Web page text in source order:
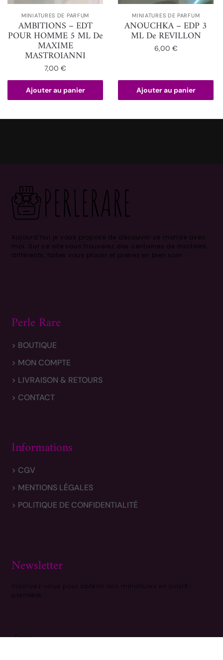
MINIATURES DE PARFUM
AMBITIONS – EDT
POUR HOMME 5 ML De
MAXIME
MASTROIANNI
7,00€
Ajouter au panier
MINIATURES DE PARFUM
ANOUCHKA – EDP 3
ML De REVILLON
6,00 €
Ajouter au panier
Aujourd’hui je vous propose de découvrir ce monde avec
moi. Sur ce site vous trouverez des centaines de modèles
différents, faites vous plaisir et prenez en bien soin .
Perle Rare
> BOUTIQUE
> MON COMPTE
> LIVRAISON & RETOURS
> CONTACT
Informations
> CGV
> MENTIONS LÉGALES
> POLITIQUE DE CONFIDENTIALITÉ
Newsletter
Inscrivez-vous pour obtenir nos miniatures en avant-
première